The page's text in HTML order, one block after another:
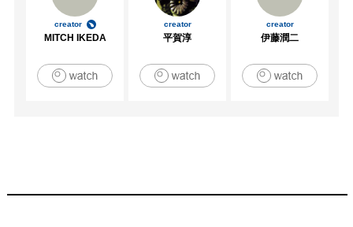
creator
MITCH IKEDA
creator
平賀淳
creator
伊藤潤二